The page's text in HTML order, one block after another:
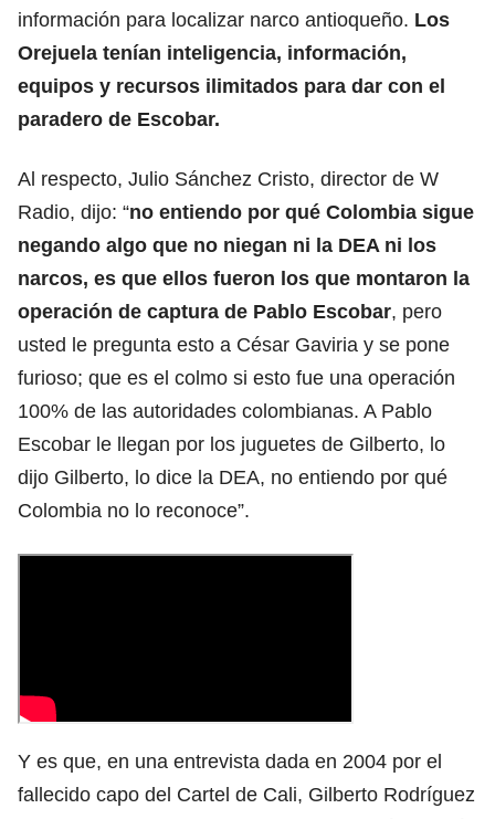
información para localizar narco antioqueño. Los
Orejuela tenían inteligencia, información,
equipos y recursos ilimitados para dar con el
paradero de Escobar.
Al respecto, Julio Sánchez Cristo, director de W
Radio, dijo: “no entiendo por qué Colombia sigue
negando algo que no niegan ni la DEA ni los
narcos, es que ellos fueron los que montaron la
operación de captura de Pablo Escobar, pero
usted le pregunta esto a César Gaviria y se pone
furioso; que es el colmo si esto fue una operación
100% de las autoridades colombianas. A Pablo
Escobar le llegan por los juguetes de Gilberto, lo
dijo Gilberto, lo dice la DEA, no entiendo por qué
Colombia no lo reconoce”.
Y es que, en una entrevista dada en 2004 por el
fallecido capo del Cartel de Cali, Gilberto Rodríguez